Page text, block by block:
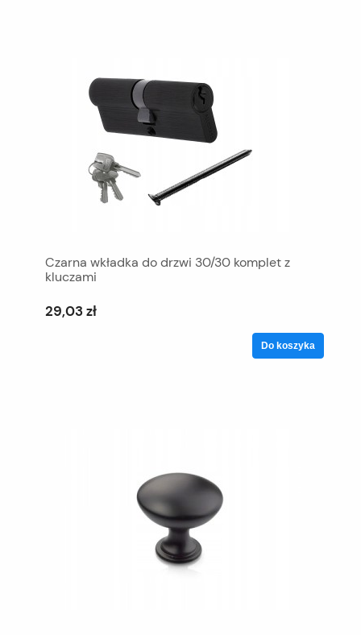
Czarna wkładka do drzwi 30/30 komplet z
kluczami
29,03 zł
Do koszyka